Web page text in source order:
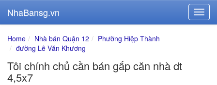
NhaBansg.vn
Home Nhà bán Quận 12
Phường Hiệp Thành
đường Lê Văn Khương
Tôi chính chủ cần bán gấp căn nhà dt
4,5x7